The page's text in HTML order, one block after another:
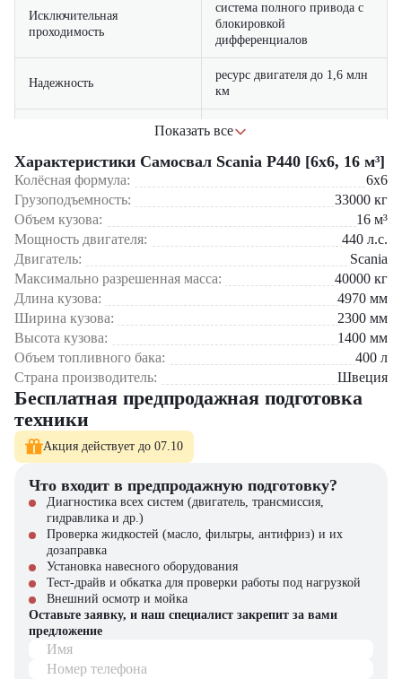
Исключительная
проходимость
система полного привода с
блокировкой
дифференциалов
Надежность
ресурс двигателя до 1,6 млн
км
эргономичная кабина с
Сферы применения:
Горнодобывающая промышленность
Карьерные разработки
Строительство в сложных условиях
Дорожные работы на бездорожье
Самосвал Scania P440 [6×6, 16 м³] доступен в
компании «ЦТО» – официальном дилере Scania. Мы
предлагаем:
Индивидуальные условия лизинга
Круглосуточную сервисную поддержку
Оригинальные запчасти в наличии
Scania P440 – когда важны премиальное качество и надежность!
Показать все
Характеристики Самосвал Scania P440 [6x6, 16 м³]
Колёсная формула:
6x6
Грузоподъемность:
33000 кг
Объем кузова:
16 м³
Мощность двигателя:
440 л.с.
Двигатель:
Scania
Максимально разрешенная масса:
40000 кг
Длина кузова:
4970 мм
Ширина кузова:
2300 мм
Высота кузова:
1400 мм
Объем топливного бака:
400 л
Страна производитель:
Швеция
Бесплатная предпродажная подготовка
техники
Акция действует до 07.10
Что входит в предпродажную подготовку?
Диагностика всех систем (двигатель, трансмиссия,
гидравлика и др.)
Проверка жидкостей (масло, фильтры, антифриз) и их
дозаправка
Установка навесного оборудования
Тест-драйв и обкатка для проверки работы под нагрузкой
Внешний осмотр и мойка
Оставьте заявку, и наш специалист закрепит за вами
предложение
Имя
Номер телефона